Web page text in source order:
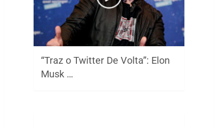
“Traz o Twitter De Volta”: Elon
Musk …